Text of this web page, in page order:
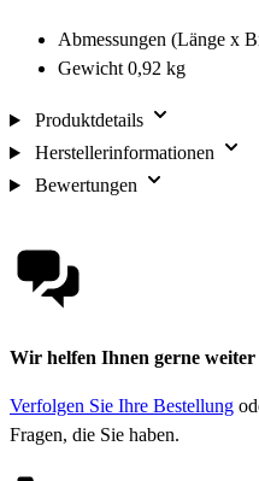
Abmessungen (Länge x
Gewicht 0,92 kg
Produktdetails
Herstellerinformationen
Bewertungen
Wir helfen Ihnen gerne weiter
Verfolgen Sie Ihre Bestellung
Fragen, die Sie haben.